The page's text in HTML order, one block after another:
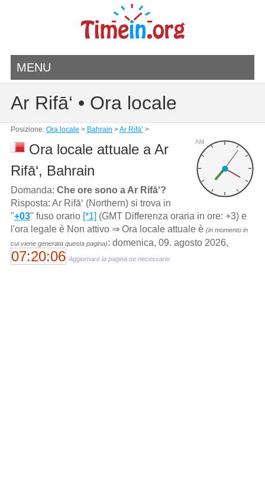
MENU
Ar Rifā‘ • Ora locale
Posizione: Ora locale > Bahrain >Ar Rifā‘ >
AM
Ora locale attuale a Ar
Rifā‘, Bahrain
Domanda: Che ore sono a Ar Rifā‘?
Risposta: Ar Rifā‘ (Northern) si trova in
"+03" fuso orario [*1] (GMT Differenza oraria in ore: +3) e
l'ora legale è Non attivo ⇒ Ora locale attuale è (in momento in
cui viene generata questa pagina): domenica, 09. agosto 2026,
07:20:06 Aggiornare la pagina se necessario